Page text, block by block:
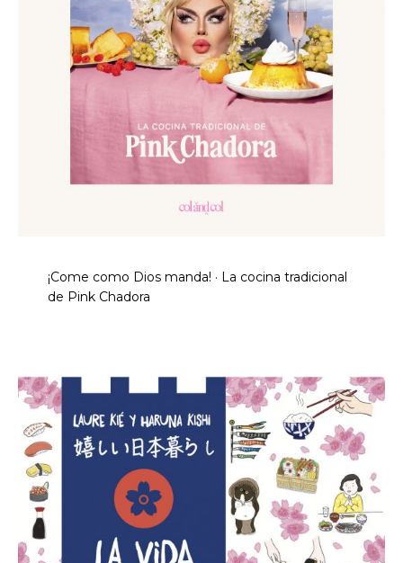
¡Come como Dios manda! · La cocina tradicional
de Pink Chadora